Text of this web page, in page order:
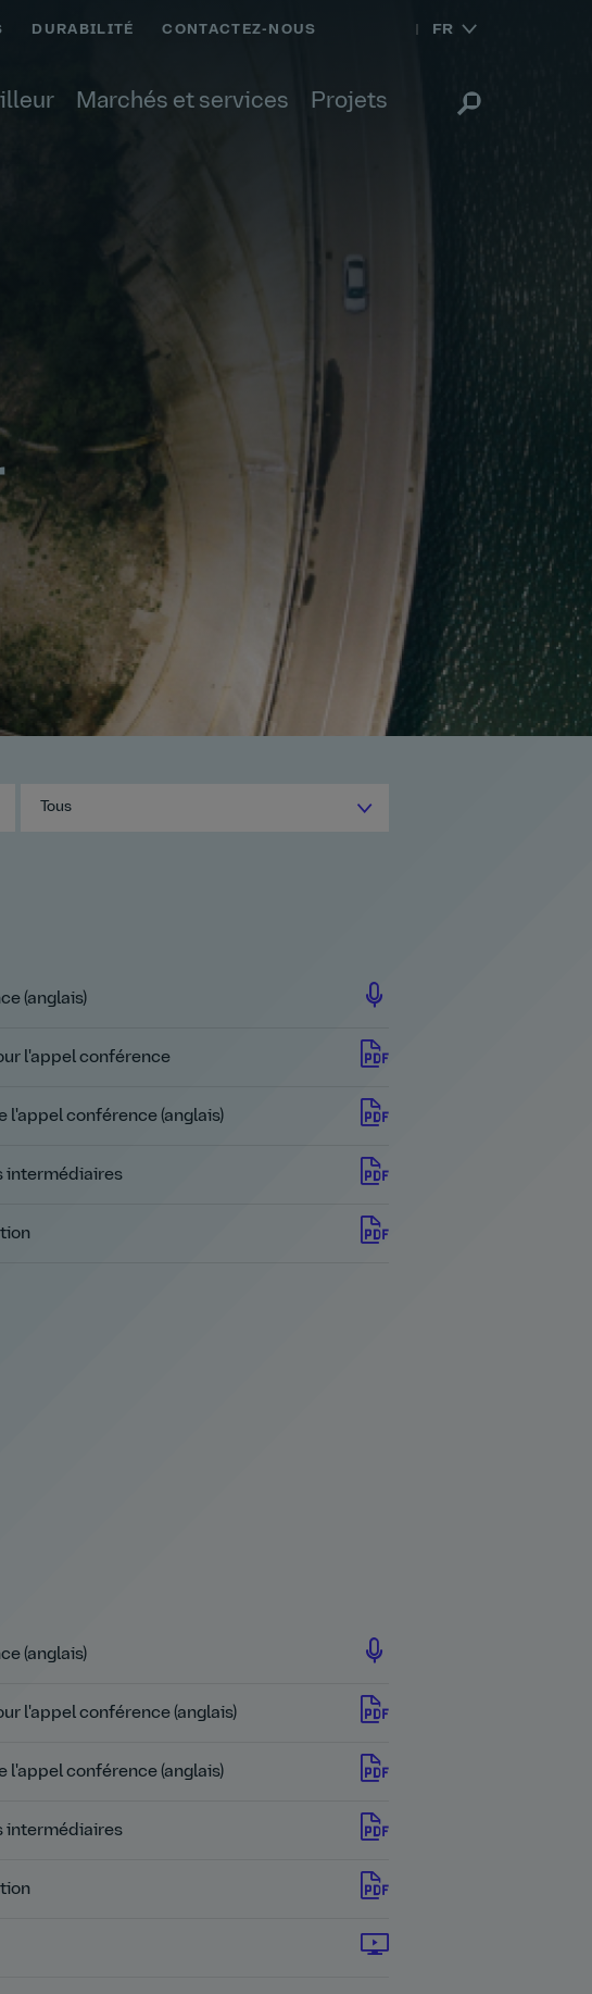
Marchés et services Projets
DURABILITÉ CONTACTEZ-NOUS FR
Tous
(anglais)
l'appel conférence
l'appel conférence (anglais)
intermédiaires
(anglais)
l'appel conférence (anglais)
l'appel conférence (anglais)
intermédiaires